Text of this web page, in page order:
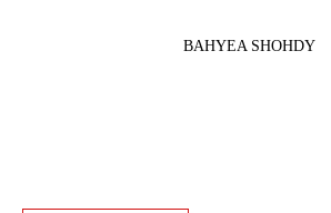
BAHYEA SHOHDY